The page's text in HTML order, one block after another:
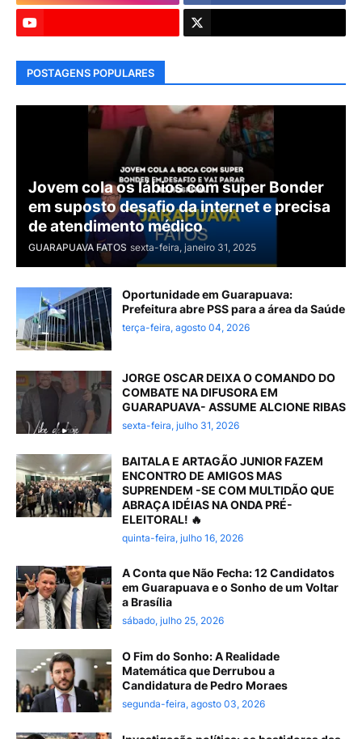
POSTAGENS POPULARES
Jovem cola os lábios com super Bonder
em suposto desafio da internet e precisa
de atendimento médico
GUARAPUAVA FATOS sexta-feira, janeiro 31, 2025
Oportunidade em Guarapuava:
Prefeitura abre PSS para a área da Saúde
terça-feira, agosto 04, 2026
JORGE OSCAR DEIXA O COMANDO DO
COMBATE NA DIFUSORA EM
GUARAPUAVA- ASSUME ALCIONE RIBAS
sexta-feira, julho 31, 2026
BAITALA E ARTAGÃO JUNIOR FAZEM
ENCONTRO DE AMIGOS MAS
SUPRENDEM -SE COM MULTIDÃO QUE
ABRAÇA IDÉIAS NA ONDA PRÉ-
ELEITORAL! 🔥
quinta-feira, julho 16, 2026
A Conta que Não Fecha: 12 Candidatos
em Guarapuava e o Sonho de um Voltar
a Brasília
sábado, julho 25, 2026
O Fim do Sonho: A Realidade
Matemática que Derrubou a
Candidatura de Pedro Moraes
segunda-feira, agosto 03, 2026